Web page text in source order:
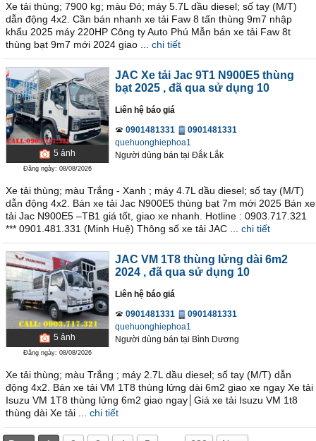
Xe tải thùng; 7900 kg; màu Đỏ; máy 5.7L dầu diesel; số tay (M/T)
dẫn động 4x2. Cần bán nhanh xe tải Faw 8 tấn thùng 9m7 nhập
khẩu 2025 máy 220HP Công ty Auto Phú Mẫn bán xe tải Faw 8t
thùng bạt 9m7 mới 2024 giao ...
chi tiết
5 ảnh
Đăng ngày: 08/08/2026
JAC Xe tải Jac 9T1 N900E5 thùng
bạt 2025 , đã qua sử dụng 10
Liên hệ báo giá
0901481331
0901481331
quehuonghiephoa1
Người dùng bán tại Ðắk Lắk
Xe tải thùng; màu Trắng - Xanh ; máy 4.7L dầu diesel; số tay (M/T)
dẫn động 4x2. Bán xe tải Jac N900E5 thùng bạt 7m mới 2025 Bán xe
tải Jac N900E5 –TB1 giá tốt, giao xe nhanh. Hotline : 0903.717.321
*** 0901.481.331 (Minh Huệ) Thông số xe tải JAC ...
chi tiết
5 ảnh
Đăng ngày: 08/08/2026
JAC VM 1T8 thùng lửng dài 6m2
2024 , đã qua sử dụng 10
Liên hệ báo giá
0901481331
0901481331
quehuonghiephoa1
Người dùng bán tại Bình Dương
Xe tải thùng; màu Trắng ; máy 2.7L dầu diesel; số tay (M/T) dẫn
động 4x2. Bán xe tải VM 1T8 thùng lửng dài 6m2 giao xe ngay Xe tải
Isuzu VM 1T8 thùng lửng 6m2 giao ngay│Giá xe tải Isuzu VM 1t8
thùng dài Xe tải ...
chi tiết